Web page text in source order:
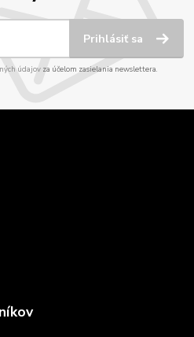
Prihlásiť sa
údajov za účelom zasielania newslettera.